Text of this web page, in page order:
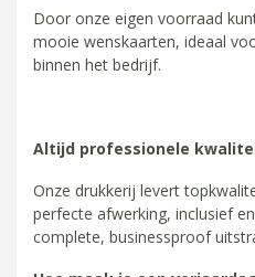
Door onze eigen voorraad
mooie wenskaarten, ideaal
binnen het bedrijf.
Altijd professionele
Onze drukkerij levert
perfecte afwerking, inclusief
complete, businessproof